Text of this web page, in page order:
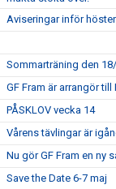
Aviseringar inför
Sommarträning den
GF Fram är arrangör
PÅSKLOV vecka 14
Vårens tävlingar är
Nu gör GF Fram en ny
Save the Date 6-7 maj